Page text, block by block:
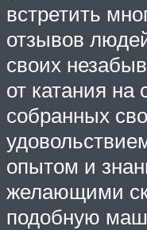
встретить
отзывов
своих
от катания на
собранных
опытом и
желающими
подобную